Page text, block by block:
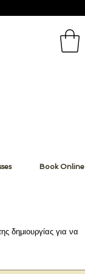
Book Online
δημιουργίας για να